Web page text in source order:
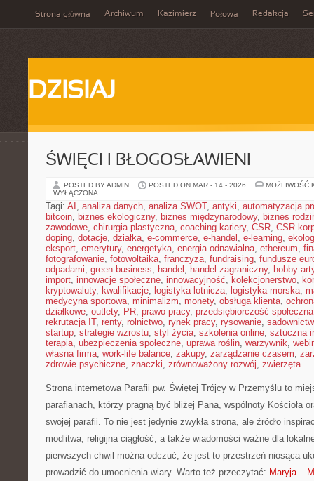
Strona główna Archiwum Kazimierz Połowa Redakcja
DZISIAJ
ŚWIĘCI I BŁOGOSŁAWIENI
POSTED BY ADMIN POSTED ON MAR - 14 - 2026
MOŻLIWOŚĆ
WYŁĄCZONA
Tagi: AI , analiza danych, analiza SWOT, antyki, automatyzacja
bitcoin, biznes ekologiczny, biznes międzynarodowy, biznes
zawodowe, chirurgia plastyczna, coaching kariery, CSR, CSR
doping, dotacje, działka, e-commerce, e-handel , e-learning,
eksport, emerytury, energetyka, energia odnawialna, ethereum,
fotografowanie, fotowoltaika, franczyza, fundraising, fundusze
odpadami, green business, handel , handel zagraniczny, hobby
import, innowacje społeczne, innowacyjność, kolekcjonerstwo,
kryptowaluty, kwalifikacje, logistyka lotnicza, logistyka morska,
medycyna sportowa, minimalizm, monety, obsługa klienta,
działkowe, outlety, PR, prawo pracy, przedsiębiorczość społeczna
rekrutacja IT, renty, rolnictwo, rynek pracy, rysowanie,
startup, strategie wzrostu, styl życia, szkolenia online, sztuczna
terapia, ubezpieczenia społeczne, uprawa roślin, warzywnik,
własna firma, work-life balance, zakupy, zarządzanie czasem,
zdrowie psychiczne, znaczki, zrównoważony rozwój, zwierzęta
Strona internetowa Parafii pw. Świętej Trójcy w Przemyślu to
parafianach, którzy pragną być bliżej Pana, wspólnoty Kościoła
swojej parafii. To nie jest jedynie zwykła strona, ale źródło
modlitwa, religijna ciągłość, a także wiadomości ważne dla
pierwszych chwil można odczuć, że jest to przestrzeń niosąca
prowadzić do umocnienia wiary. Warto też przeczytać: Maryja –